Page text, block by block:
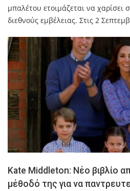
μπαλέτου ετοιμάζεται να χαρίσει
διεθνούς εμβέλειας. Στις 2
Kate Middleton: Νέο βιβλίο
μέθοδό της για να